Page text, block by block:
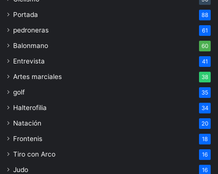
Portada 88
pedroneras 61
Balonmano 60
Entrevista 41
Artes marciales 38
golf 35
Halterofilia 34
Natación 20
Frontenis 18
Tiro con Arco 16
Judo 16